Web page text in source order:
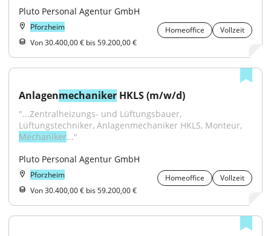
Pluto Personal Agentur GmbH
Pforzheim Homeoffice
Vollzeit
Von 30.400,00 € bis 59.200,00 €
Anlagenmechaniker HKLS (m/w/d)
"...Zentralheizungs- und Lüftungsbauer,
Mechaniker..."
Pluto Personal Agentur GmbH
Pforzheim Homeoffice
Vollzeit
Von 30.400,00 € bis 59.200,00 €